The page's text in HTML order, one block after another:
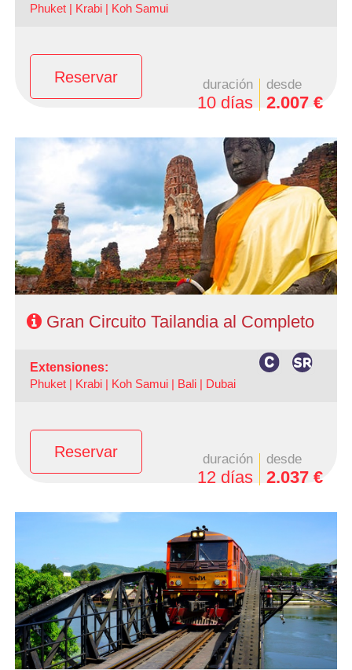
Phuket | Krabi | Koh Samui
Reservar duración
10 días
desde
2.007 €
- Salidas: Martes.
- Ruta: Bangkok 3 noches, 6 noches de circuito
- Categoría hotelera: A elección del cliente.
- Régimen: AD en Bangkok y MP en circuito
Gran Circuito Tailandia al Completo
extensiones:
Phuket | Krabi | Koh Samui | Bali | Dubai
Reservar duración
12 días
desde
2.037 €
- Salidas: Domingos y Lunes todo el año y Sábados de
- Ruta: 3 noches Bangkok, 1 noche Rio Kwai, 1 noche
Phitsanulok, 1 noche Chiang Rai, 1 noche Chiang Mai y 2
noches Phuket (ampliables).
- Categoría hotelera: Turista, Primera y Semi Lujo
- Régimen: Alojamiento y desayuno en Bangkok, media
pensión en circuito y régimen elegido en Phuket.